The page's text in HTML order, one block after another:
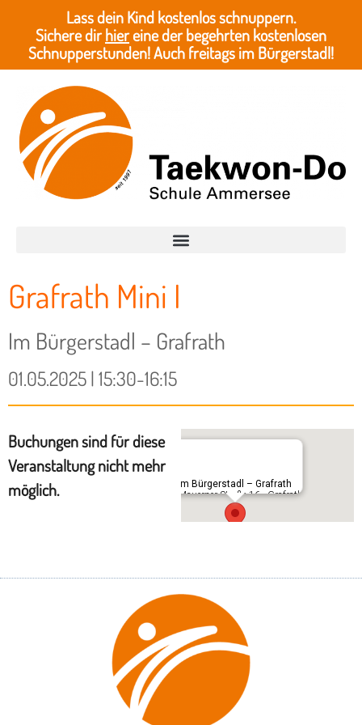
Lass dein Kind kostenlos schnuppern.
Sichere dirhiereine der begehrten kostenlosen
Schnupperstunden! Auch freitags im Bürgerstadl!
Grafrath Mini I
Im Bürgerstadl – Grafrath
01.05.2025 | 15:30-16:15
Buchungen sind für diese
Veranstaltung nicht mehr
möglich.
Im Bürgerstadl – Grafrath
Mauerner Straße 16 - Grafrath